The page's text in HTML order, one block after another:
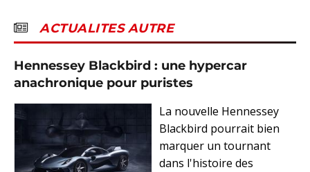
ACTUALITES AUTRE
Hennessey Blackbird : une hypercar
anachronique pour puristes
La nouvelle Hennessey
Blackbird pourrait bien
marquer un tournant
dans l'histoire des